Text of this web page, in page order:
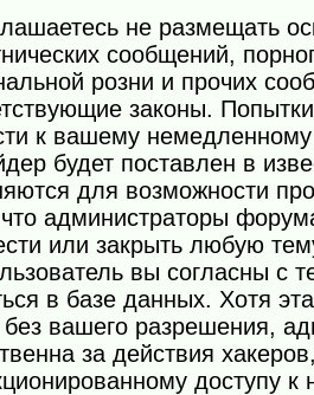
не размещать
сообщений,
розни и прочих
законы.
к вашему
будет поставлен в
для возможности
администраторы
или закрыть любую
вы согласны с
в базе данных. Хотя
вашего разрешения,
за действия
доступу к